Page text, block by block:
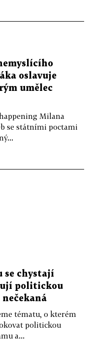
oslavuje
umělec
Milana
se státními poctami
se chystají
politickou
tématu, o kterém
politickou
a...